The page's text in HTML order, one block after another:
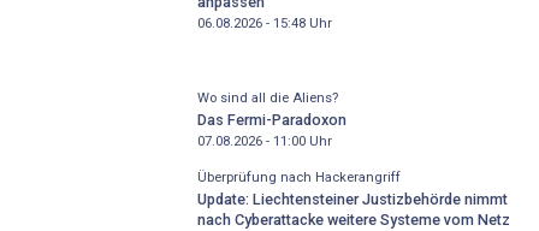
06.08.2026 - 15:48Uhr
Wo sind all die Aliens?
Das Fermi-Paradoxon
07.08.2026 - 11:00Uhr
Überprüfung nach Hackerangriff
Update: Liechtensteiner Justizbehörde nimmt
nach Cyberattacke weitere Systeme vom Netz